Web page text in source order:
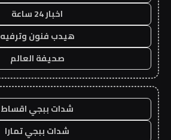
اخبار 24 ساعة
هيدب فنون وترفيه
صحيفة العالم
شدات ببجي اقساط
شدات ببجي تمارا